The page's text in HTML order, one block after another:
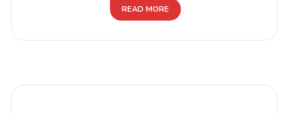
READ MORE